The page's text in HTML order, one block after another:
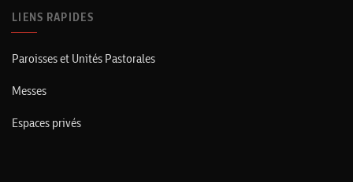
LIENS RAPIDES
Paroisses et Unités Pastorales
Messes
Espaces privés